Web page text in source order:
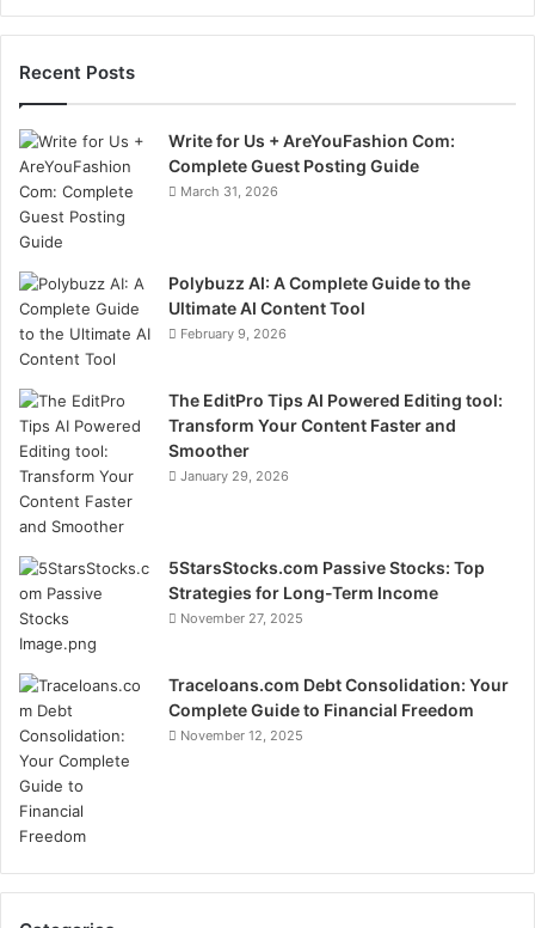
Recent Posts
Write for Us + AreYouFashion Com:
Complete Guest Posting Guide
March 31, 2026
Polybuzz AI: A Complete Guide to the
Ultimate AI Content Tool
February 9, 2026
The EditPro Tips AI Powered Editing tool:
Transform Your Content Faster and
Smoother
January 29, 2026
5StarsStocks.com Passive Stocks: Top
Strategies for Long-Term Income
November 27, 2025
Traceloans.com Debt Consolidation: Your
Complete Guide to Financial Freedom
November 12, 2025